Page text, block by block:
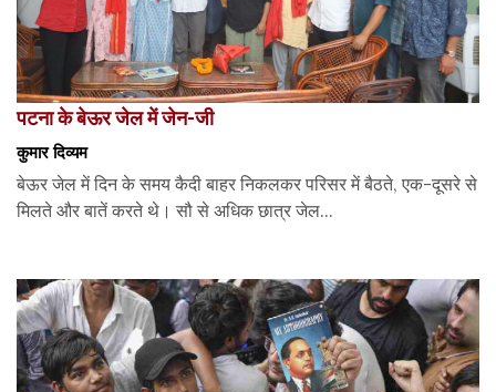
पटना के बेऊर जेल में जेन-जी
कुमार दिव्यम
बेऊर जेल में दिन के समय कैदी बाहर निकलकर परिसर में बैठते, एक-दूसरे से
मिलते और बातें करते थे। सौ से अधिक छात्र जेल...